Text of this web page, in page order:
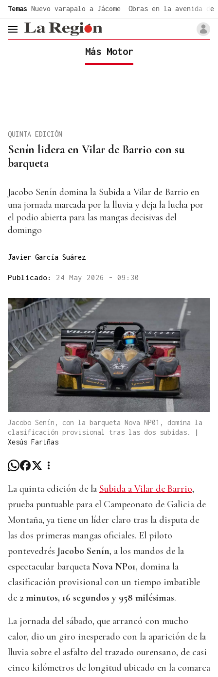
Temas Nuevo varapalo a Jácome Obras en la avenida de
header.menu.open
Más Motor
Senín lidera en Vilar de Barrio con su
barqueta
QUINTA EDICIÓN
Jacobo Senín domina la Subida a Vilar de Barrio en
una jornada marcada por la lluvia y deja la lucha por
el podio abierta para las mangas decisivas del
domingo
Javier García Suárez
Publicado: 24 May 2026 - 09:30
Jacobo Senín, con la barqueta Nova NP01, domina la
clasificación provisional tras las dos subidas.
|
Xesús Fariñas
La quinta edición de la Subida a Vilar de Barrio,
prueba puntuable para el Campeonato de Galicia de
Montaña, ya tiene un líder claro tras la disputa de
las dos primeras mangas oficiales. El piloto
pontevedrés Jacobo Senín, a los mandos de la
espectacular barqueta Nova NP01, domina la
clasificación provisional con un tiempo imbatible
de 2 minutos, 16 segundos y 958 milésimas.
La jornada del sábado, que arrancó con mucho
calor, dio un giro inesperado con la aparición de la
lluvia sobre el asfalto del trazado ourensano, de casi
cinco kilómetros de longitud ubicado en la comarca